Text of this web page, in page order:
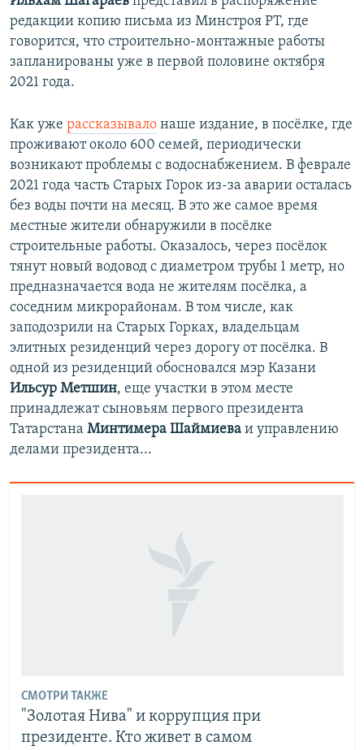
редакции копию письма из Минстроя РТ, где
говорится, что строительно-монтажные работы
запланированы уже в первой половине октября
2021 года.
Как уже рассказывало наше издание, в посёлке, где
проживают около 600 семей, периодически
возникают проблемы с водоснабжением. В феврале
2021 года часть Старых Горок из-за аварии осталась
без воды почти на месяц. В это же самое время
местные жители обнаружили в посёлке
строительные работы. Оказалось, через посёлок
тянут новый водовод с диаметром трубы 1 метр, но
предназначается вода не жителям посёлка, а
соседним микрорайонам. В том числе, как
заподозрили на Старых Горках, владельцам
элитных резиденций через дорогу от посёлка. В
одной из резиденций обосновался мэр Казани
Ильсур Метшин, еще участки в этом месте
принадлежат сыновьям первого президента
Татарстана Минтимера Шаймиева и управлению
делами президента...
СМОТРИ ТАКЖЕ
"Золотая Нива" и коррупция при
президенте. Кто живет в самом